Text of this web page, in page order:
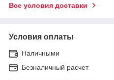
Все условия доставки
Условия оплаты
Наличными
Безналичный расчет